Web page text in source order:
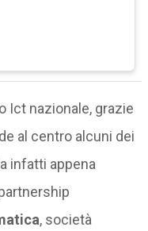
Ict nazionale, grazie
al centro alcuni dei
infatti appena
, società